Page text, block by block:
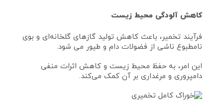
کاهش آلودگی محیط زیست
فرآیند تخمیر، باعث کاهش تولید گازهای گلخانه‌ای و بوی
نامطبوع ناشی از فضولات دام و طیور می‌ شود.
این امر، به حفظ محیط زیست و کاهش اثرات منفی
دامپروری و مرغداری بر آن کمک می‌کند.